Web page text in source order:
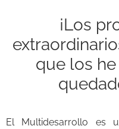
¡Los
que los
El Multidesarrollo es